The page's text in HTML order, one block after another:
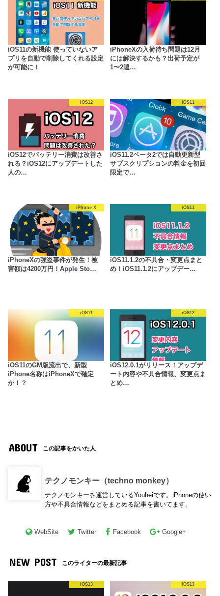
iOS11の新機能 使っていないア
プリを自動で削除してくれる設定
が可能に！
iPhoneXの入荷待ち問題は12月
には解決するかも？出荷予定が
1〜2週…
iOS12
iOS12でバッテリー消費は改善さ
れる？iOS12にアップデートした
人の…
iOS11
iOS11.2ベータ2では自動更新型
サブスクリプションの料金を初回
限定で…
iPhone X
iPhoneXの強盗事件が発生！被
害額は4200万円！Apple Sto…
iOS11
iOS11.1.2の不具合・変更点まと
め！iOS11.1.2にアップデー…
iOS11
iOS11のGM版流出で、新型
iPhone名称はiPhoneXで確定
か！？
iOS12
iOS12.0.1がリリース！アップデ
ート内容や不具合情報、変更点ま
とめ…
ABOUT この記事をかいた人
テクノモンキー（techno monkey）
テクノモンキーを運営しているYouheiです。iPhoneの使い
方や不具合情報などをまとめる記事を書いてます。
WebSite Twitter Facebook Google+
NEW POST このライターの最新記事
iOS13 iOS13